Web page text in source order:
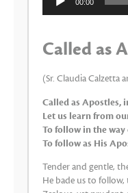
00:00
Called as
(Sr. Claudia Calzetta
Called as Apostles,
Let us learn from
To follow in the
To follow as His
Tender and gentle,
He bade us to